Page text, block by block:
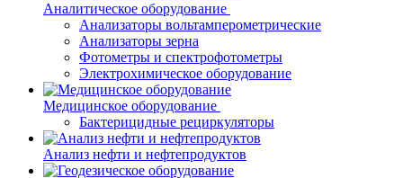
Аналитическое оборудование
Анализаторы вольтамперометрические
Анализаторы зерна
Фотометры и спектрофотометры
Электрохимическое оборудование
Медицинское оборудование
Бактерицидные рециркуляторы
Анализ нефти и нефтепродуктов